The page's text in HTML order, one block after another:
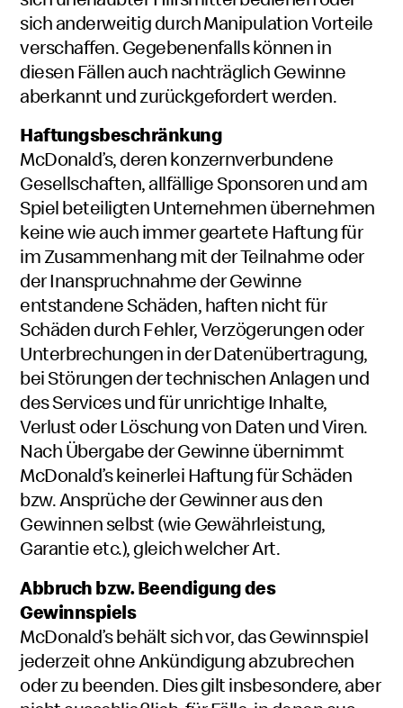
sich anderweitig durch Manipulation Vorteile
verschaffen. Gegebenenfalls können in
diesen Fällen auch nachträglich Gewinne
aberkannt und zurückgefordert werden.
Haftungsbeschränkung
McDonald’s, deren konzernverbundene
Gesellschaften, allfällige Sponsoren und am
Spiel beteiligten Unternehmen übernehmen
keine wie auch immer geartete Haftung für
im Zusammenhang mit der Teilnahme oder
der Inanspruchnahme der Gewinne
entstandene Schäden, haften nicht für
Schäden durch Fehler, Verzögerungen oder
Unterbrechungen in der Datenübertragung,
bei Störungen der technischen Anlagen und
des Services und für unrichtige Inhalte,
Verlust oder Löschung von Daten und Viren.
Nach Übergabe der Gewinne übernimmt
McDonald’s keinerlei Haftung für Schäden
bzw. Ansprüche der Gewinner aus den
Gewinnen selbst (wie Gewährleistung,
Garantie etc.), gleich welcher Art.
Abbruch bzw. Beendigung des
Gewinnspiels
McDonald’s behält sich vor, das Gewinnspiel
jederzeit ohne Ankündigung abzubrechen
oder zu beenden. Dies gilt insbesondere, aber